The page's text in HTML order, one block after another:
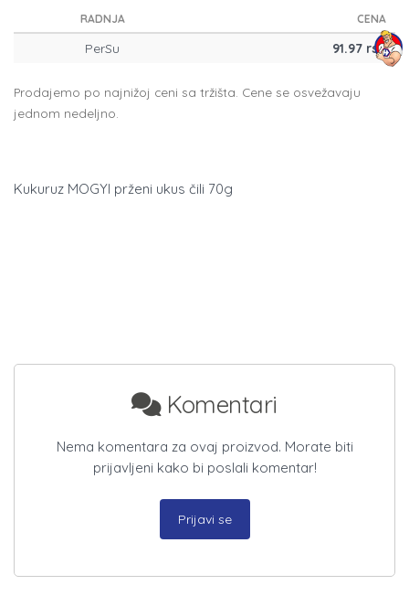
RADNJA CENA
PerSu 91.97 rsd
Prodajemo po najnižoj ceni sa tržišta. Cene se osvežavaju
jednom nedeljno.
Kukuruz MOGYI prženi ukus čili 70g
Komentari
Nema komentara za ovaj proizvod. Morate biti
prijavljeni kako bi poslali komentar!
Prijavi se